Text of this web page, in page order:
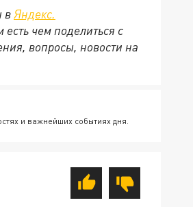
вЯндекс.
есть чем поделиться с
вопросы, новости на
и важнейших событиях дня.